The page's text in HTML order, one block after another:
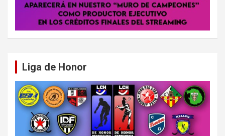
Liga de Honor